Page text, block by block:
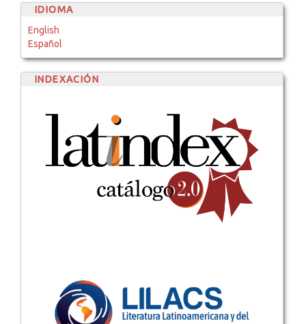
IDIOMA
English
Español
INDEXACIÓN